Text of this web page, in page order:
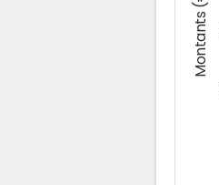
Montants (€)